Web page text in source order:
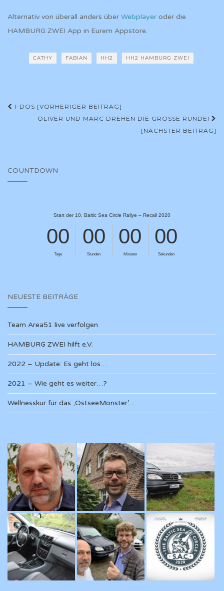
Alternativ von überall anders über Webplayer oder die
HAMBURG ZWEI App in Eurem Appstore.
CATHY FABIAN HH2 HH2 HAMBURG ZWEI
Beitrags-
Navigation
I-DOS [VORHERIGER BEITRAG]
OLIVER UND MARC DREHEN DIE GROSSE RUNDE!
[NÄCHSTER BEITRAG]
COUNTDOWN
NEUESTE BEITRÄGE
Team Area51 live verfolgen
HAMBURG ZWEI hilft e.V.
2022 – Update: Es geht los…
2021 – Wie geht es weiter…?
Wellnesskur für das ‚OstseeMonster’…